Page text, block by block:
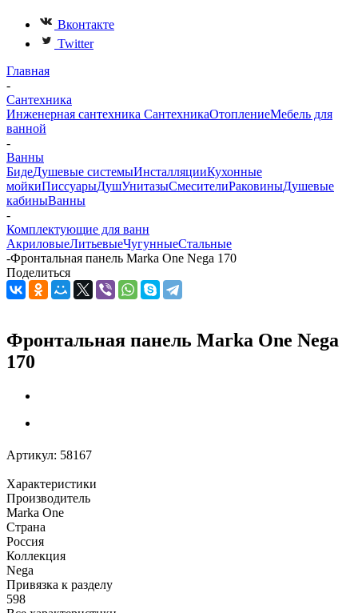
Вконтакте
Twitter
Главная
-
Сантехника
Инженерная сантехника СантехникаОтоплениеМебель для
ванной
-
Ванны
БидеДушевые системыИнсталляцииКухонные
мойкиПиссуарыДушУнитазыСмесителиРаковиныДушевые
кабиныВанны
-
Комплектующие для ванн
АкриловыеЛитьевыеЧугунныеСтальные
-Фронтальная панель Marka One Nega 170
Поделиться
Фронтальная панель Marka One Nega
170
Артикул: 58167
Характеристики
Производитель
Marka One
Страна
Россия
Коллекция
Nega
Привязка к разделу
598